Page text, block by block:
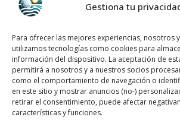
Gestiona tu
Para ofrecer las mejores experiencias, nosotros
utilizamos tecnologías como cookies para
información del dispositivo. La aceptación de
permitirá a nosotros y a nuestros socios
como el comportamiento de navegación o
en este sitio y mostrar anuncios (no-)
retirar el consentimiento, puede afectar
características y funciones.
habilitar este contenido